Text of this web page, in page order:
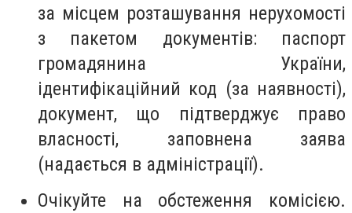
за місцем розташування нерухомості
з пакетом документів: паспорт
громадянина України,
ідентифікаційний код (за наявності),
документ, що підтверджує право
власності, заповнена заява
(надається в адміністрації).
Очікуйте на обстеження комісією.